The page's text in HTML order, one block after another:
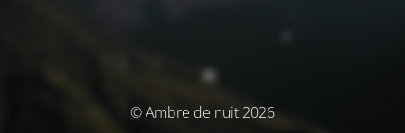
© Ambre de nuit 2026